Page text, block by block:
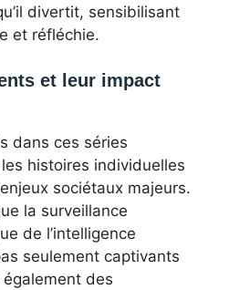
divertit, sensibilisant
et réfléchie.
et leur impact
dans ces séries
histoires individuelles
sociétaux majeurs.
la surveillance
de l’intelligence
seulement captivants
des